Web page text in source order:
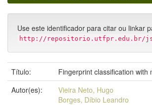
Use este identificador para citar ou linkar
http://repositorio.utfpr.edu.br/
Título:
Fingerprint classification with
Autor(es):
Vieira Neto, Hugo
Borges, Díbio Leandro